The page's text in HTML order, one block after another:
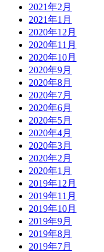
2021年2月
2021年1月
2020年12月
2020年11月
2020年10月
2020年9月
2020年8月
2020年7月
2020年6月
2020年5月
2020年4月
2020年3月
2020年2月
2020年1月
2019年12月
2019年11月
2019年10月
2019年9月
2019年8月
2019年7月